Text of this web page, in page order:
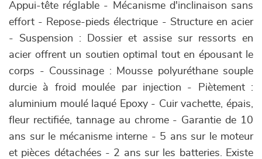
Appui-tête réglable - Mécanisme d'inclinaison sans
effort - Repose-pieds électrique - Structure en acier
- Suspension : Dossier et assise sur ressorts en
acier offrent un soutien optimal tout en épousant le
corps - Coussinage : Mousse polyuréthane souple
durcie à froid moulée par injection - Piètement :
aluminium moulé laqué Epoxy - Cuir vachette, épais,
fleur rectifiée, tannage au chrome - Garantie de 10
ans sur le mécanisme interne - 5 ans sur le moteur
et pièces détachées - 2 ans sur les batteries. Existe